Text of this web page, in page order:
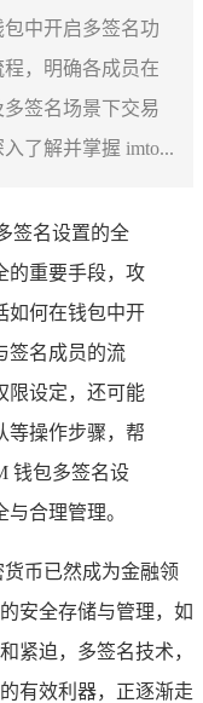
中开启多签名功
，明确各成员在
签名场景下交易
了解并掌握 imto...
签名设置的全
的重要手段，攻
如何在钱包中开
签名成员的流
限设定，还可能
等操作步骤，帮
钱包多签名设
合理管理。
币已然成为金融领
安全存储与管理，如
紧迫，多签名技术，
有效利器，正逐渐走